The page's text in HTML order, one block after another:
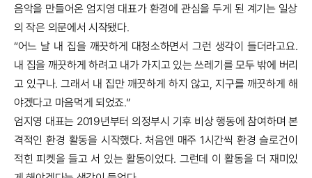
음악을 만들어온 엄지영 대표가 환경에 관심을 두게 된 계기는 일상
의 작은 의문에서 시작됐다.
“어느 날 내 집을 깨끗하게 대청소하면서 그런 생각이 들더라고요.
내 집을 깨끗하게 하려고 내가 가지고 있는 쓰레기를 모두 밖에 버리
고 있구나. 그래서 내 집만 깨끗하게 하지 않고, 지구를 깨끗하게 해
야겠다고 마음먹게 되었죠.”
엄지영 대표는 2019년부터 의정부시 기후 비상 행동에 참여하며 본
격적인 환경 활동을 시작했다. 처음엔 매주 1시간씩 환경 슬로건이
적힌 피켓을 들고 서 있는 활동이었다. 그런데 이 활동을 더 재미있